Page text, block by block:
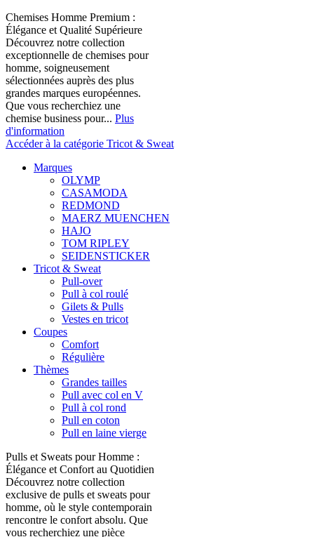
Chemises Homme Premium :
Élégance et Qualité Supérieure
Découvrez notre collection
exceptionnelle de chemises pour
homme, soigneusement
sélectionnées auprès des plus
grandes marques européennes.
Que vous recherchiez une
chemise business pour... Plus
d'information
Accéder à la catégorie Tricot & Sweat
Marques
OLYMP
CASAMODA
REDMOND
MAERZ MUENCHEN
HAJO
TOM RIPLEY
SEIDENSTICKER
Tricot & Sweat
Pull-over
Pull à col roulé
Gilets & Pulls
Vestes en tricot
Coupes
Comfort
Régulière
Thèmes
Grandes tailles
Pull avec col en V
Pull à col rond
Pull en coton
Pull en laine vierge
Pulls et Sweats pour Homme :
Élégance et Confort au Quotidien
Découvrez notre collection
exclusive de pulls et sweats pour
homme, où le style contemporain
rencontre le confort absolu. Que
vous recherchiez une pièce